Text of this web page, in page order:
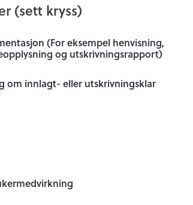
(sett kryss)
(For eksempel henvisning,
og utskrivningsrapport)
om innlagt- eller utskrivningsklar